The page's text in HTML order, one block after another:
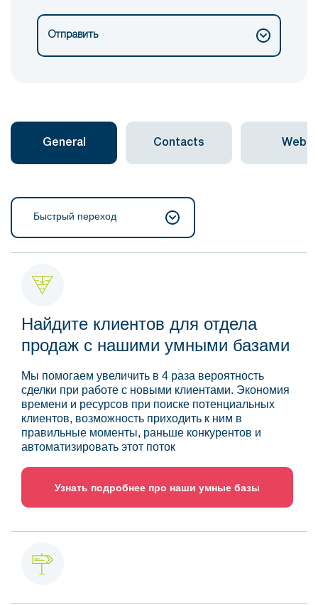
Отправить
General Contacts Web
Быстрый переход
Найдите клиентов для отдела
продаж с нашими умными базами
Мы помогаем увеличить в 4 раза вероятность
сделки при работе с новыми клиентами. Экономия
времени и ресурсов при поиске потенциальных
клиентов, возможность приходить к ним в
правильные моменты, раньше конкурентов и
автоматизировать этот поток
Узнать подробнее про наши умные базы